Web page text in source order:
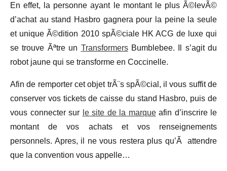
En effet, la personne ayant le montant le plus Ã©levÃ©
d’achat au stand Hasbro gagnera pour la peine la seule
et unique Ã©dition 2010 spÃ©ciale HK ACG de luxe qui
se trouve Ãªtre un TransformersBumblebee. Il s’agit du
robot jaune qui se transforme en Coccinelle.
Afin de remporter cet objet trÃ¨s spÃ©cial, il vous suffit de
conserver vos tickets de caisse du stand Hasbro, puis de
vous connecter sur le site de la marqueafin d’inscrire le
montant de vos achats et vos renseignements
personnels. Apres, il ne vous restera plus qu’Ã attendre
que la convention vous appelle…